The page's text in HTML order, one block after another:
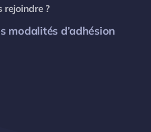
rejoindre ?
modalités d’adhésion